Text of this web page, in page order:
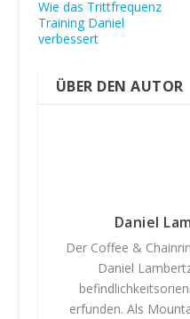
Wie das Trittfrequenz
Training Daniel
verbessert
ÜBER DEN AUTOR
Daniel
Der Coffee &
Daniel
erfunden. Als